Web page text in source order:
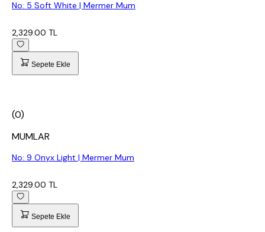
No: 5 Soft White | Mermer Mum
2,329.00 TL
Sepete Ekle
(0)
MUMLAR
No: 9 Onyx Light | Mermer Mum
2,329.00 TL
Sepete Ekle